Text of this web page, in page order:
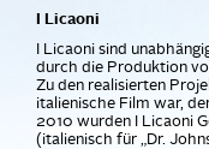
I Licaoni
I Licaoni sind
durch die Produktion
Zu den realisierten
italienische Film war,
2010 wurden I Licaoni
(italienisch für „Dr.